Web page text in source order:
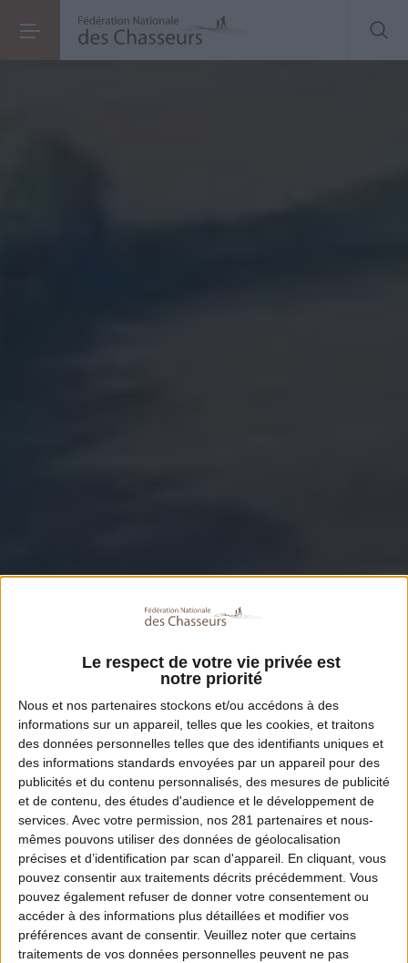
Le respect de votre vie privée est
notre priorité
Nous et nos partenaires stockons et/ou accédons à des
informations sur un appareil, telles que les cookies, et traitons
des données personnelles telles que des identifiants uniques et
des informations standards envoyées par un appareil pour des
publicités et du contenu personnalisés, des mesures de publicité
et de contenu, des études d'audience et le développement de
services. Avec votre permission, nos 281 partenaires et nous-
mêmes pouvons utiliser des données de géolocalisation
précises et d’identification par scan d'appareil. En cliquant, vous
pouvez consentir aux traitements décrits précédemment. Vous
pouvez également refuser de donner votre consentement ou
accéder à des informations plus détaillées et modifier vos
préférences avant de consentir. Veuillez noter que certains
traitements de vos données personnelles peuvent ne pas